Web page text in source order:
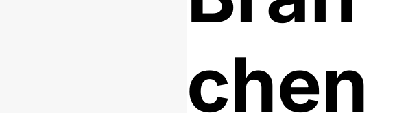
chen